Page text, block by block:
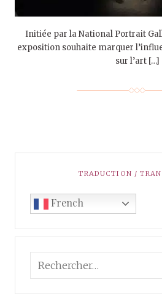
Initiée par la National Portrait
exposition souhaite marquer
sur l’art […]
TRADUCTION /
French